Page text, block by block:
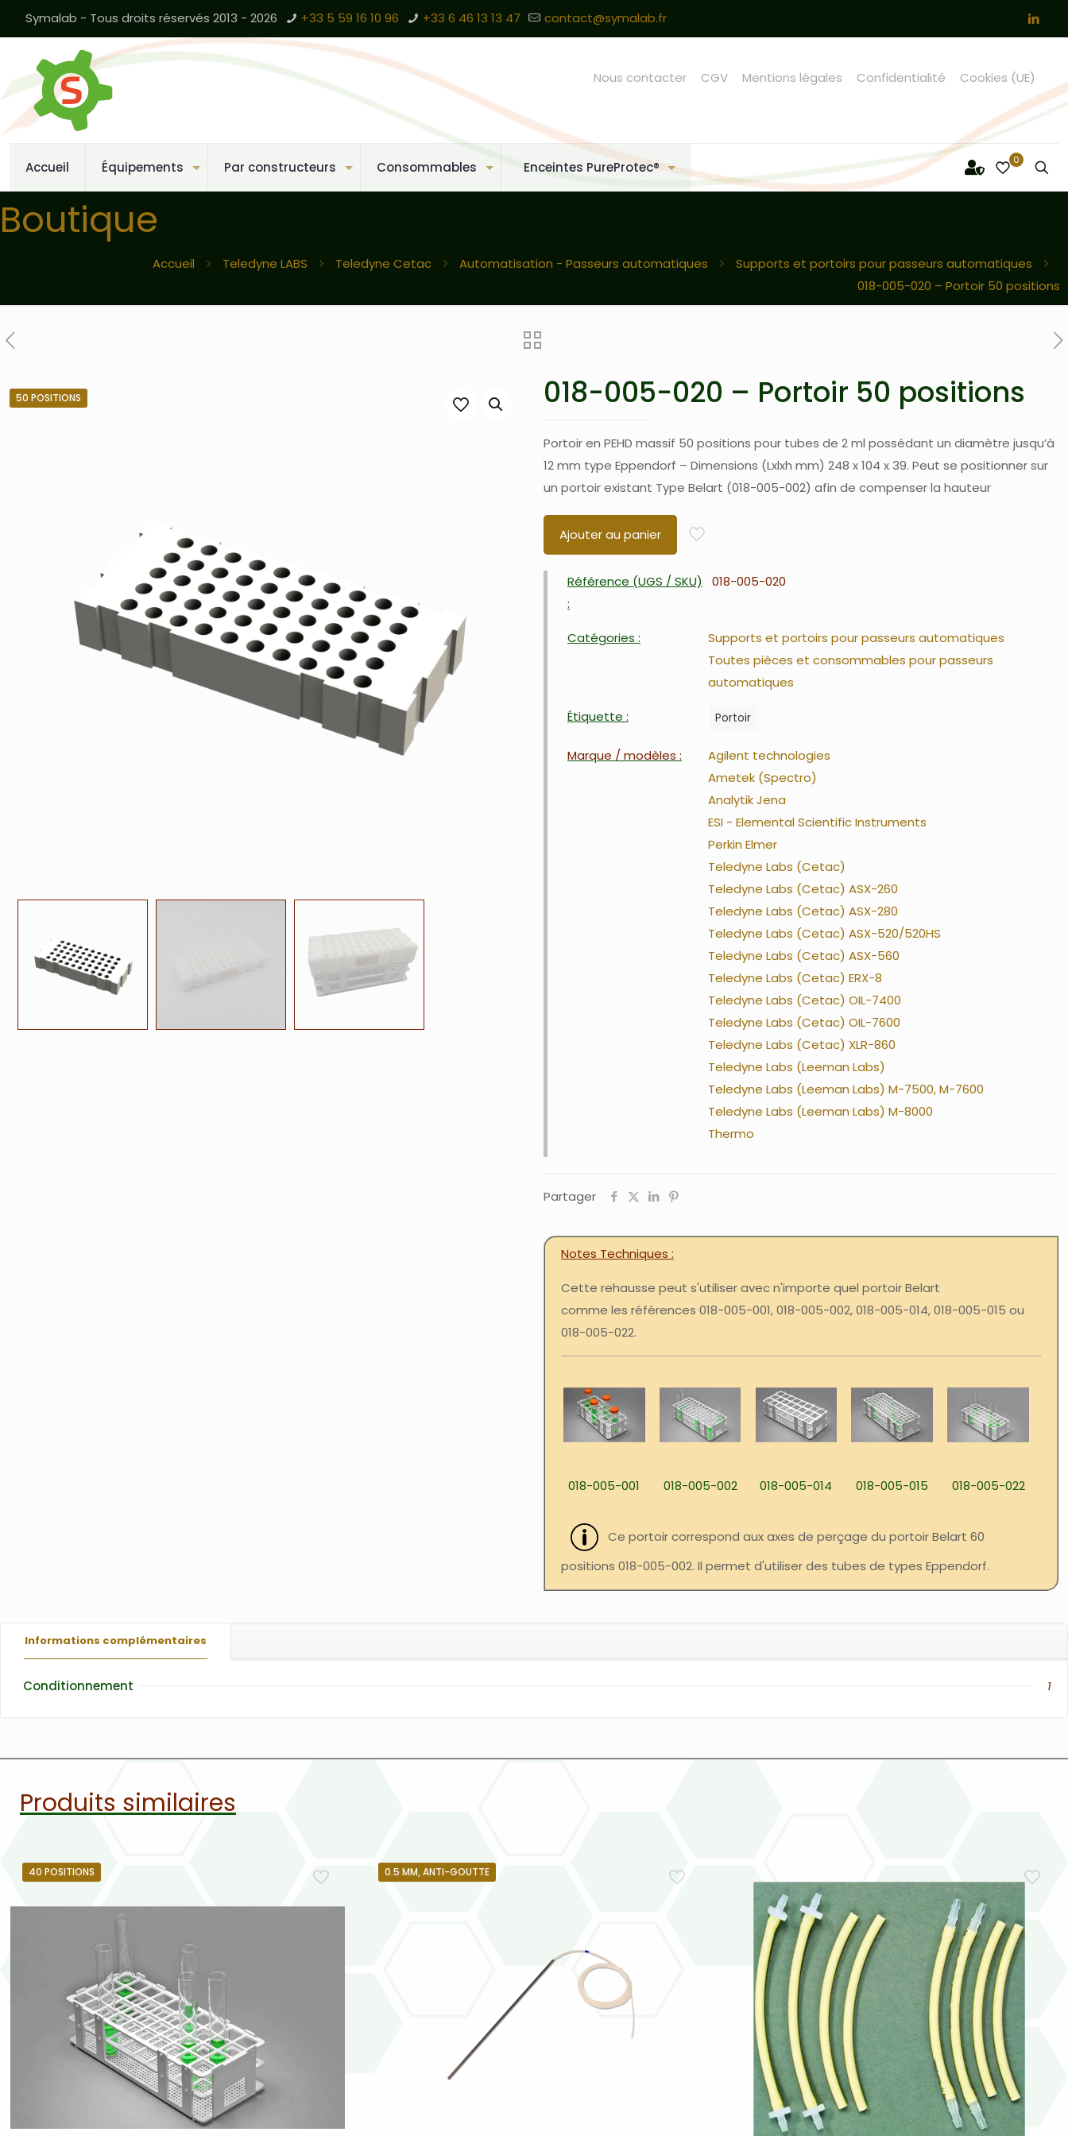
Symalab - Tous droits réservés 2013 - 2026 +33 5 59 16 10 96 +33 6 46 13 13 47 contact@symalab.fr
Accueil Équipements Par constructeurs Consommables Enceintes PureProtec®
Nous contacter CGV Mentions légales Confidentialité Cookies (UE)
0
Boutique
Accueil Teledyne LABS Teledyne Cetac Automatisation - Passeurs automatiques
Supports et portoirs pour passeurs automatiques
018-005-020 – Portoir 50 positions
50 POSITIONS 018-005-020 – Portoir 50 positions
Portoir en PEHD massif 50 positions pour tubes de 2 ml possédant un diamètre jusqu’à
12 mm type Eppendorf – Dimensions (Lxlxh mm) 248 x 104 x 39. Peut se positionner sur
un portoir existant Type Belart (018-005-002) afin de compenser la hauteur
Ajouter au panier
Référence (UGS / SKU)
:
018-005-020
Catégories :
Supports et portoirs pour passeurs automatiques
Toutes pièces et consommables pour passeurs
automatiques
Étiquette : Portoir
Marque / modèles :
Agilent technologies
Ametek (Spectro)
Analytik Jena
ESI - Elemental Scientific Instruments
Perkin Elmer
Teledyne Labs (Cetac)
Teledyne Labs (Cetac) ASX-260
Teledyne Labs (Cetac) ASX-280
Teledyne Labs (Cetac) ASX-520/520HS
Teledyne Labs (Cetac) ASX-560
Teledyne Labs (Cetac) ERX-8
Teledyne Labs (Cetac) OIL-7400
Teledyne Labs (Cetac) OIL-7600
Teledyne Labs (Cetac) XLR-860
Teledyne Labs (Leeman Labs)
Teledyne Labs (Leeman Labs) M-7500, M-7600
Teledyne Labs (Leeman Labs) M-8000
Thermo
Partager
Notes Techniques
Cette rehausse peut s'utiliser avec n'importe quel portoir Belart
comme les références 018-005-001, 018-005-002, 018-005-014, 018-005-015 ou
018-005-022.
018-005-001 018-005-002 018-005-014 018-005-015 018-005-022
Ce portoir correspond aux axes de perçage du portoir Belart 60
positions 018-005-002. Il permet d'utiliser des tubes de types Eppendorf.
Informations complémentaires
Conditionnement 1
Produits similaires
40 POSITIONS 0.5 MM, ANTI-GOUTTE